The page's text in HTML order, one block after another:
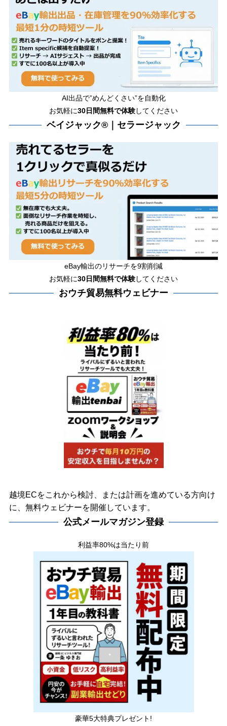
AI出品で”めんどくさい”を自動化
お気軽に30日間無料で体験してください
ベイジャック®｜セラージャック
eBay輸出のリサーチを9割削減
お気軽に30日間無料で体験してください
おウチ貿易無料ウェビナー
越境ECをこれから検討、または計画を進めている方向け
に、無料ウェビナーを開催しています。
公式メールマガジン登録
利益率80%は当たり前
豪華5大特典プレゼント!